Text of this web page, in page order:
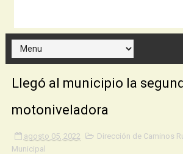
Llegó al municipio la
motoniveladora
agosto 05, 2022 Dirección de Caminos
Municipal